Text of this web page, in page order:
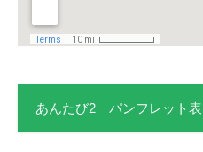
あんたび2 パンフレット表